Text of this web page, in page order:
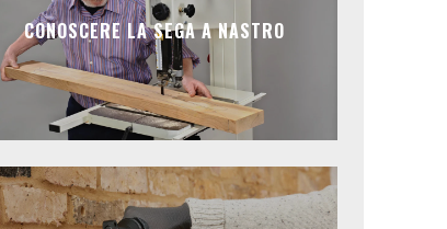
CONOSCERE LA SEGA A NASTRO